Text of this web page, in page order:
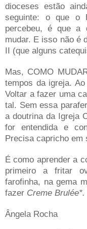
dioceses estão
seguinte: o que o
percebeu, é que a
mudar. E isso não é
II (que alguns
Mas, COMO
tempos da igreja.
Voltar a fazer uma
tal. Sem essa
a doutrina da Igreja
for entendida e
Precisa capricho em
É como aprender a
primeiro a fritar
farofinha, na gema
fazer Creme Brulée*.
Ângela Rocha